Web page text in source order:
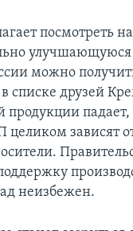
посмотреть на
можно
списке друзей
падает,
целиком зависят
неизбежен.